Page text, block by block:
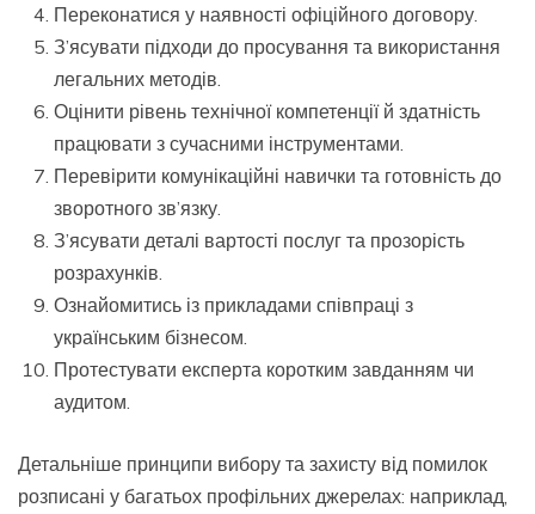
Переконатися у наявності офіційного договору.
З’ясувати підходи до просування та використання
легальних методів.
Оцінити рівень технічної компетенції й здатність
працювати з сучасними інструментами.
Перевірити комунікаційні навички та готовність до
зворотного зв’язку.
З’ясувати деталі вартості послуг та прозорість
розрахунків.
Ознайомитись із прикладами співпраці з
українським бізнесом.
Протестувати експерта коротким завданням чи
аудитом.
Детальніше принципи вибору та захисту від помилок
розписані у багатьох профільних джерелах: наприклад,